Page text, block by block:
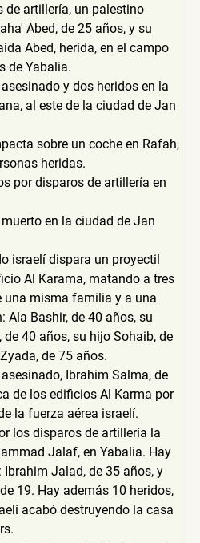
de artillería, un palestino
Abed, de 25 años, y su
Abed, herida, en el campo
de Yabalia.
y dos heridos en la
al este de la ciudad de Jan
sobre un coche en Rafah,
heridas.
por disparos de artillería en
en la ciudad de Jan
israelí dispara un proyectil
Al Karama, matando a tres
una misma familia y a una
Ala Bashir, de 40 años, su
de 40 años, su hijo Sohaib, de
de 75 años.
Ibrahim Salma, de
de los edificios Al Karma por
la fuerza aérea israelí.
los disparos de artillería la
Jalaf, en Yabalia. Hay
Ibrahim Jalad, de 35 años, y
19. Hay además 10 heridos,
acabó destruyendo la casa